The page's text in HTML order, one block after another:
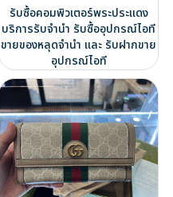
รับซื้อคอมพิวเตอร์พระประแดง
บริการรับจำนำ รับซื้ออุปกรณ์ไอที
ขายของหลุดจำนำ และ รับฝากขาย
อุปกรณ์ไอที